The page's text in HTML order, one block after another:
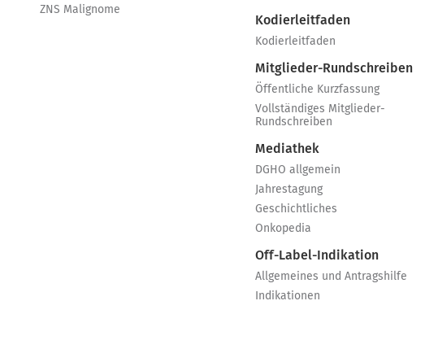
ZNS Malignome
Kodierleitfaden
Kodierleitfaden
Mitglieder-Rundschreiben
Öffentliche Kurzfassung
Vollständiges Mitglieder-
Rundschreiben
Mediathek
DGHO allgemein
Jahrestagung
Geschichtliches
Onkopedia
Off-Label-Indikation
Allgemeines und Antragshilfe
Indikationen